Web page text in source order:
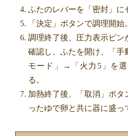
ふたのレバーを「密封」に
「決定」ボタンで調理開始。
調理終了後、圧力表示ピン
確認し、ふたを開け、「
モード」→「火力5」を
る。
加熱終了後、「取消」ボタ
ったゆで卵と共に器に盛っ